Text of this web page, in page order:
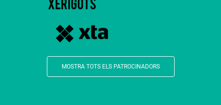
MOSTRA TOTS ELS PATROCINADORS